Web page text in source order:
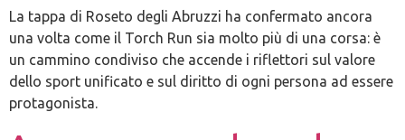
La tappa di Roseto degli Abruzzi ha confermato ancora
una volta come il Torch Run sia molto più di una corsa: è
un cammino condiviso che accende i riflettori sul valore
dello sport unificato e sul diritto di ogni persona ad essere
protagonista.